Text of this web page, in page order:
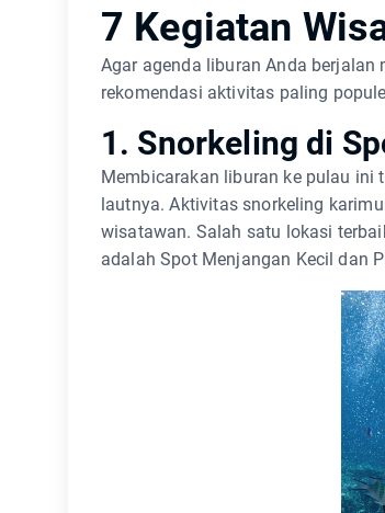
7 Kegiatan
Agar agenda liburan Anda
rekomendasi aktivitas paling
1. Snorkeling di
Membicarakan liburan ke pulau ini
lautnya. Aktivitas snorkeling
wisatawan. Salah satu lokasi
adalah Spot Menjangan Kecil dan